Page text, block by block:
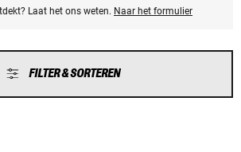
Laat het ons weten. Naar het formulier
FILTER & SORTEREN